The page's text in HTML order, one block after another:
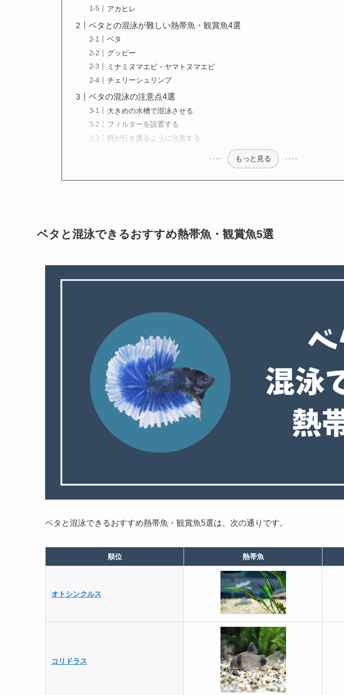
アカヒレ
ベタとの混泳が難しい熱帯魚・観賞魚4選
ベタ
グッピー
ミナミヌマエビ・ヤマトヌマエビ
チェリーシュリンプ
ベタの混泳の注意点4選
大きめの水槽で混泳させる
フィルターを設置する
餌が行き渡るように注意する
もっと見る
ベタと混泳できるおすすめ熱帯魚・観賞魚5選
ベタと混泳できるおすすめ熱帯魚・観賞魚5選は、次の通りです。
順位 熱帯魚
オトシンクルス
コリドラス